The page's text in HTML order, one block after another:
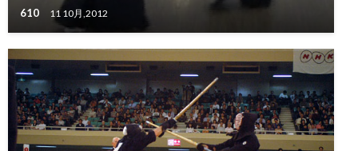
610 11 10月,2012